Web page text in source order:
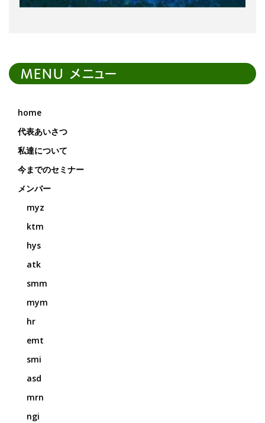
MENU メニュー
home
代表あいさつ
私達について
今までのセミナー
メンバー
myz
ktm
hys
atk
smm
mym
hr
emt
smi
asd
mrn
ngi